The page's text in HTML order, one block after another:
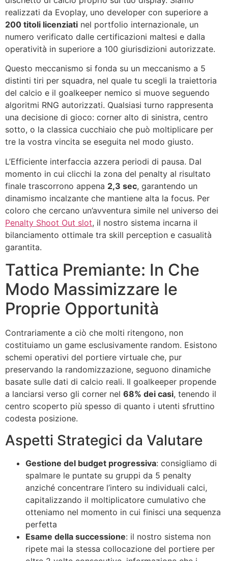
realizzati da Evoplay, uno developer con superiore a
200 titoli licenziati nel portfolio internazionale, un
numero verificato dalle certificazioni maltesi e dalla
operatività in superiore a 100 giurisdizioni autorizzate.
Questo meccanismo si fonda su un meccanismo a 5
distinti tiri per squadra, nel quale tu scegli la traiettoria
del calcio e il goalkeeper nemico si muove seguendo
algoritmi RNG autorizzati. Qualsiasi turno rappresenta
una decisione di gioco: corner alto di sinistra, centro
sotto, o la classica cucchiaio che può moltiplicare per
tre la vostra vincita se eseguita nel modo giusto.
L’Efficiente interfaccia azzera periodi di pausa. Dal
momento in cui clicchi la zona del penalty al risultato
finale trascorrono appena 2,3 sec, garantendo un
dinamismo incalzante che mantiene alta la focus. Per
coloro che cercano un’avventura simile nel universo dei
Penalty Shoot Out slot, il nostro sistema incarna il
bilanciamento ottimale tra skill perception e casualità
garantita.
Tattica Premiante: In Che
Modo Massimizzare le
Proprie Opportunità
Contrariamente a ciò che molti ritengono, non
costituiamo un game esclusivamente random. Esistono
schemi operativi del portiere virtuale che, pur
preservando la randomizzazione, seguono dinamiche
basate sulle dati di calcio reali. Il goalkeeper propende
a lanciarsi verso gli corner nel 68% dei casi, tenendo il
centro scoperto più spesso di quanto i utenti sfruttino
codesta posizione.
Aspetti Strategici da Valutare
Gestione del budget progressiva: consigliamo di
spalmare le puntate su gruppi da 5 penalty
anziché concentrare l’intero su individuali calci,
capitalizzando il moltiplicatore cumulativo che
otteniamo nel momento in cui finisci una sequenza
perfetta
Esame della successione: il nostro sistema non
ripete mai la stessa collocazione del portiere per